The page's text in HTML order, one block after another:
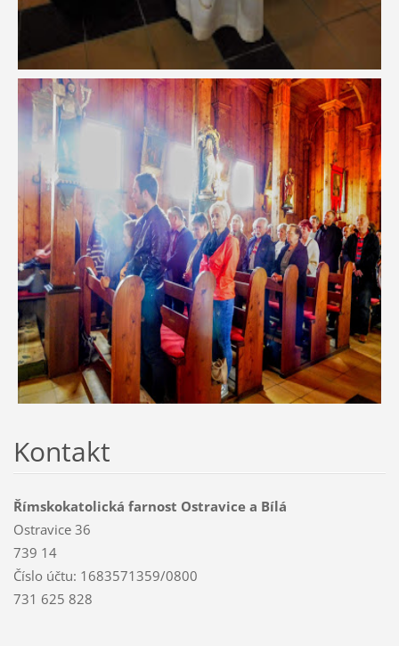
Kontakt
Římskokatolická farnost Ostravice a Bílá
Ostravice 36
739 14
Číslo účtu: 1683571359/0800
731 625 828